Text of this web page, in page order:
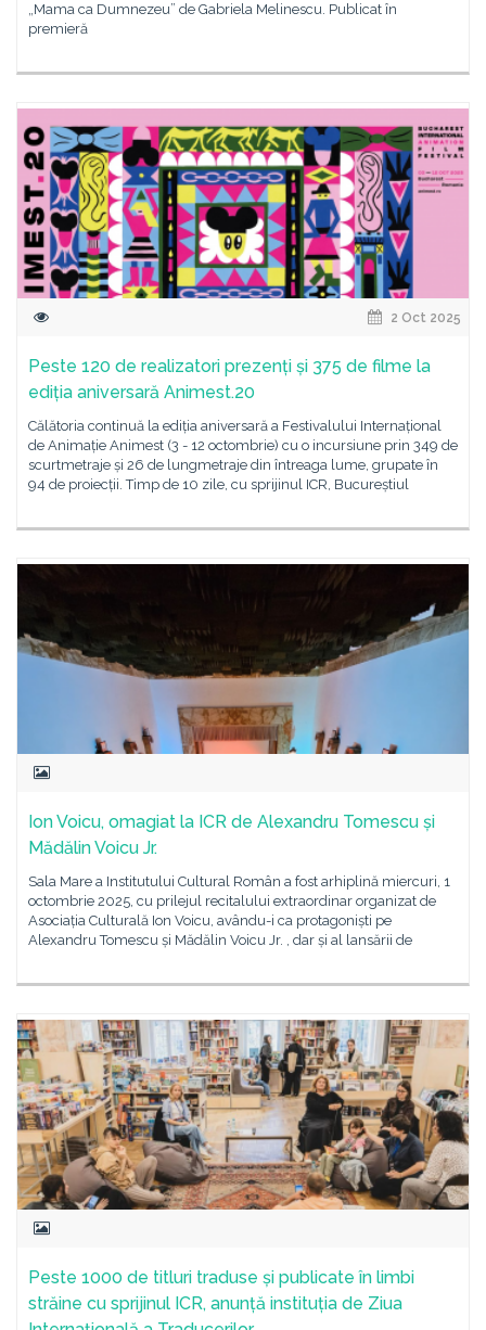
„Mama ca Dumnezeu” de Gabriela Melinescu. Publicat în
premieră
2 Oct 2025
Peste 120 de realizatori prezenți și 375 de filme la
ediția aniversară Animest.20
Călătoria continuă la ediția aniversară a Festivalului Internațional
de Animație Animest (3 - 12 octombrie) cu o incursiune prin 349 de
scurtmetraje și 26 de lungmetraje din întreaga lume, grupate în
94 de proiecții. Timp de 10 zile, cu sprijinul ICR, Bucureștiul
Ion Voicu, omagiat la ICR de Alexandru Tomescu și
Mădălin Voicu Jr.
Sala Mare a Institutului Cultural Român a fost arhiplină miercuri, 1
octombrie 2025, cu prilejul recitalului extraordinar organizat de
Asociația Culturală Ion Voicu, avându-i ca protagoniști pe
Alexandru Tomescu și Mădălin Voicu Jr. , dar și al lansării de
Peste 1000 de titluri traduse și publicate în limbi
străine cu sprijinul ICR, anunță instituția de Ziua